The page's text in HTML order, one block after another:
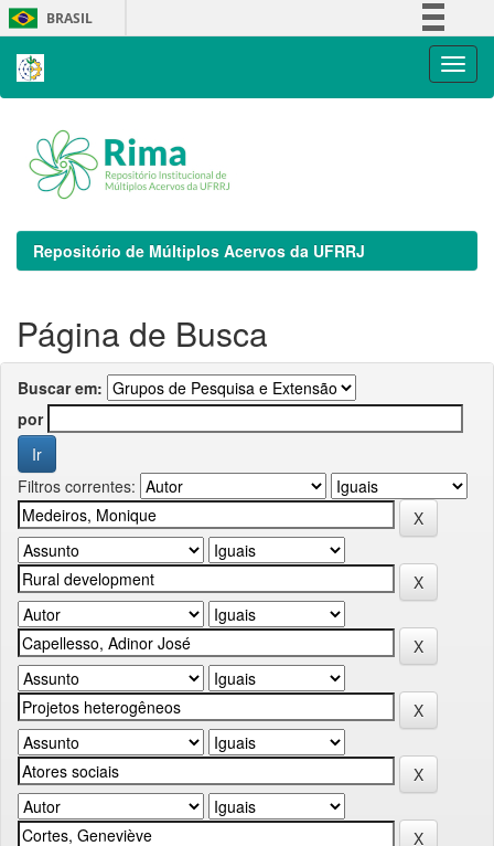
Skip
navigation
BRASIL
Repositório de Múltiplos Acervos da UFRRJ
Página de Busca
Buscar em:
por
Filtros correntes: